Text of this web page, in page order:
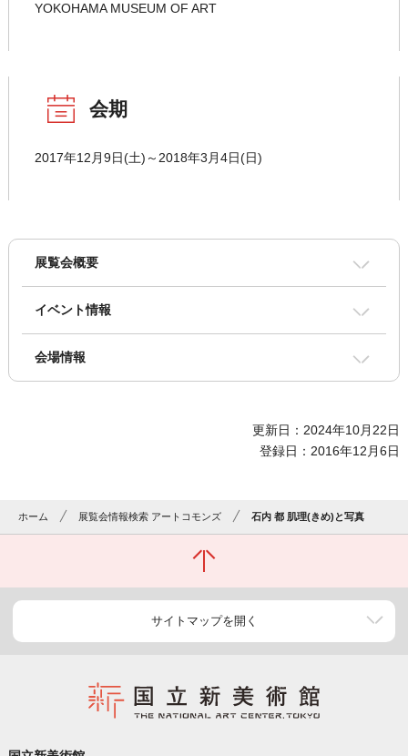
YOKOHAMA MUSEUM OF ART
会期
2017年12月9日(土)～2018年3月4日(日)
展覧会概要
イベント情報
会場情報
更新日：2024年10月22日
登録日：2016年12月6日
ホーム 展覧会情報検索 アートコモンズ 石内 都 肌理(きめ)と写真
サイトマップを開く